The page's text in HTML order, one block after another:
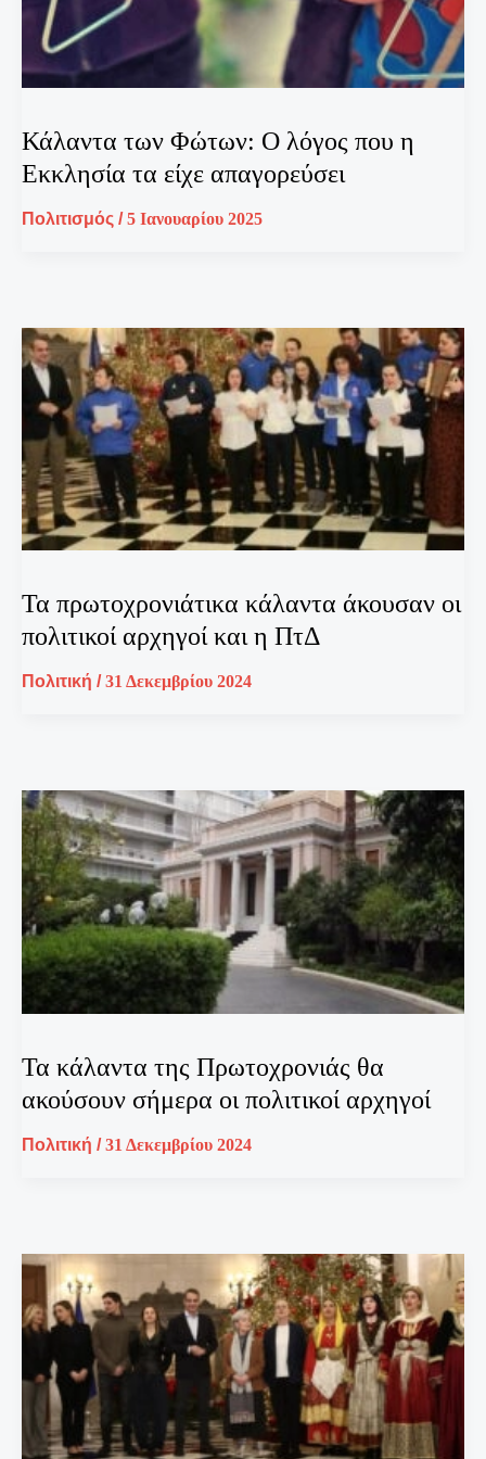
Κάλαντα των Φώτων: Ο λόγος που η
Εκκλησία τα είχε απαγορεύσει
Πολιτισμός /5 Ιανουαρίου 2025
Τα πρωτοχρονιάτικα κάλαντα άκουσαν οι
πολιτικοί αρχηγοί και η ΠτΔ
Πολιτική /31 Δεκεμβρίου 2024
Τα κάλαντα της Πρωτοχρονιάς θα
ακούσουν σήμερα οι πολιτικοί αρχηγοί
Πολιτική /31 Δεκεμβρίου 2024